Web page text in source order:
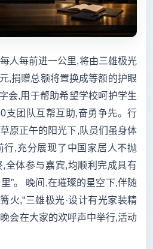
人每前进一公里,将由三雄极光
,捐赠总额将置换成等额的护眼
会,用于帮助希望学校呵护学生
支团队互帮互助,奋勇争先。行
原正午的阳光下,队员们虽身体
,充分展现了中国家居人不抛
全体参与嘉宾,均顺利完成具有
”。 晚间,在璀璨的星空下,伴随
火,“三雄极光·设计有光家装精
会在大家的欢呼声中举行,活动